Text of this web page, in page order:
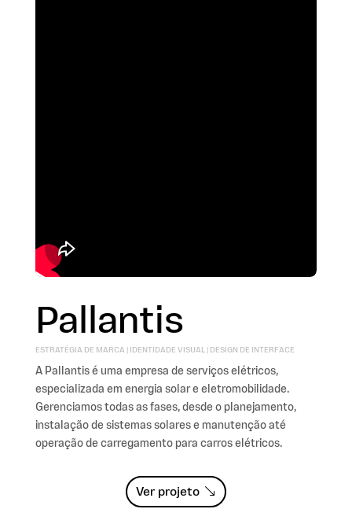
Pallantis
ESTRATÉGIA DE MARCA | IDENTIDADE VISUAL | DESIGN DE INTERFACE
A Pallantis é uma empresa de serviços elétricos,
especializada em energia solar e eletromobilidade.
Gerenciamos todas as fases, desde o planejamento,
instalação de sistemas solares e manutenção até
operação de carregamento para carros elétricos.
Ver projeto